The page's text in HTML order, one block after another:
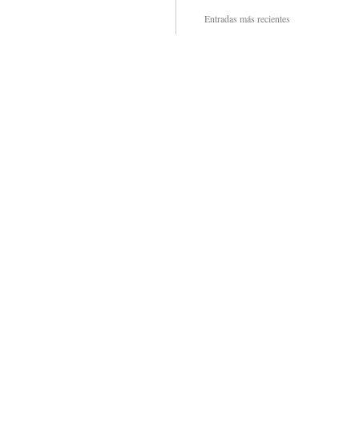
Entradas más recientes